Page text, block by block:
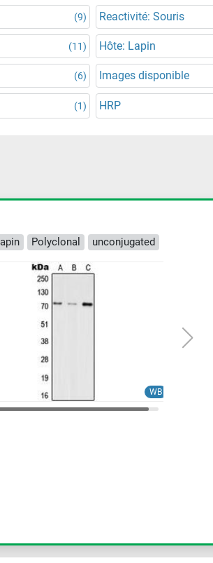
(9) Reactivité: Souris
(11) Hôte: Lapin
(6) Images disponible
(1) HRP
Polyclonal unconjugated
WB